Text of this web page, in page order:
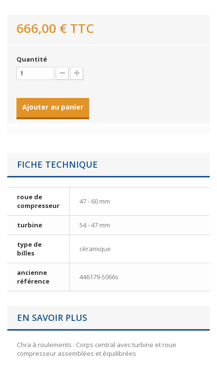
666,00 € TTC
Quantité
Ajouter au panier
FICHE TECHNIQUE
roue de
compresseur
47 - 60 mm
turbine 54 - 47 mm
type de
billes
céramique
ancienne
référence
446179-5066s
EN SAVOIR PLUS
Chra à roulements : Corps central avec turbine et roue
compresseur assemblées et équilibrées